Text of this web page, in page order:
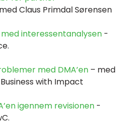
Claus Primdal Sørensen
interessentanalysen -
med DMA’en – med
with Impact
igennem revisionen -